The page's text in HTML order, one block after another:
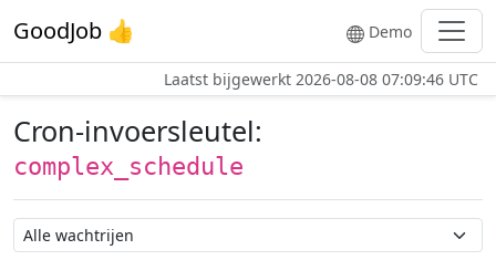
GoodJob 👍 Demo
Laatst bijgewerkt 2026-08-08 07:09:46 UTC
Cron-invoersleutel:
complex_schedule
Wachtrij naam